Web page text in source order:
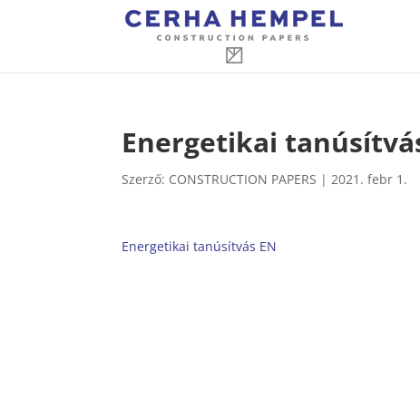
Energetikai
Szerző: CONSTRUCTION PAPERS |2021. febr 1.
Energetikai tanúsítvás EN